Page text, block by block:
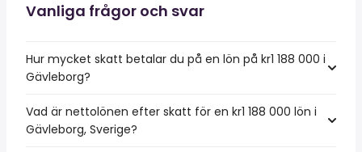
Vanliga frågor och svar
Hur mycket skatt betalar du på en lön på kr1 188 000 i
Gävleborg?
Vad är nettolönen efter skatt för en kr1 188 000 lön i
Gävleborg, Sverige?